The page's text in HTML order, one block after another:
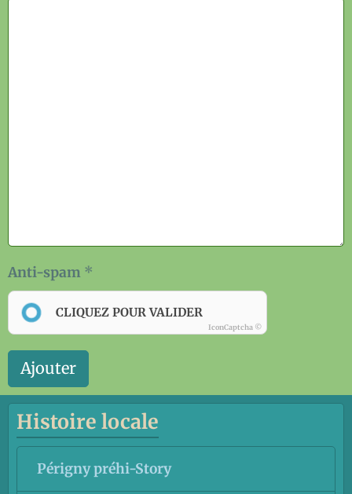
Anti-spam
CLIQUEZ POUR VALIDER
IconCaptcha ©
Ajouter
Histoire locale
Périgny préhi-Story